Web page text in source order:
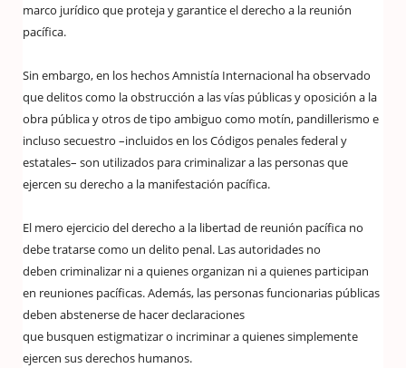
marco jurídico que proteja y garantice el derecho a la reunión
pacífica.
Sin embargo, en los hechos Amnistía Internacional ha observado
que delitos como la obstrucción a las vías públicas y oposición a la
obra pública y otros de tipo ambiguo como motín, pandillerismo e
incluso secuestro –incluidos en los Códigos penales federal y
estatales– son utilizados para criminalizar a las personas que
ejercen su derecho a la manifestación pacífica.
El mero ejercicio del derecho a la libertad de reunión pacífica no
debe tratarse como un delito penal. Las autoridades no
deben criminalizar ni a quienes organizan ni a quienes participan
en reuniones pacíficas. Además, las personas funcionarias públicas
deben abstenerse de hacer declaraciones
que busquen estigmatizar o incriminar a quienes simplemente
ejercen sus derechos humanos.